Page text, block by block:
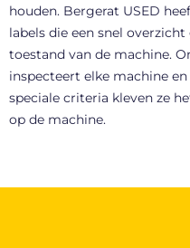
houden. Bergerat USED
labels die een snel
toestand van de machine.
inspecteert elke machine
speciale criteria kleven ze
op de machine.